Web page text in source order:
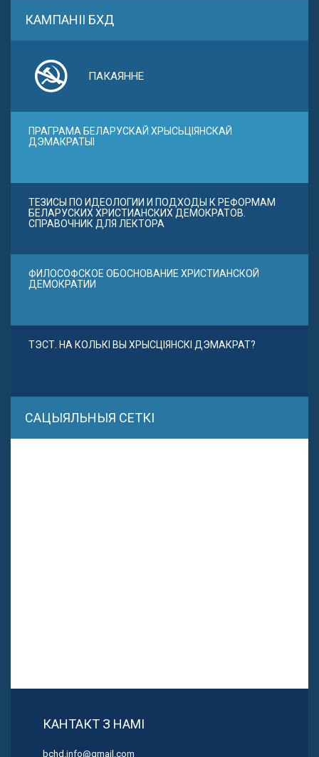
КАМПАНІІ БХД
ПАКАЯННЕ
ПРАГРАМА БЕЛАРУСКАЙ ХРЫСЬЦІЯНСКАЙ
ДЭМАКРАТЫІ
ТЕЗИСЫ ПО ИДЕОЛОГИИ И ПОДХОДЫ К РЕФОРМАМ
БЕЛАРУСКИХ ХРИСТИАНСКИХ ДЕМОКРАТОВ.
СПРАВОЧНИК ДЛЯ ЛЕКТОРА
ФИЛОСОФСКОЕ ОБОСНОВАНИЕ ХРИСТИАНСКОЙ
ДЕМОКРАТИИ
ТЭСТ. НА КОЛЬКІ ВЫ ХРЫСЦІЯНСКІ ДЭМАКРАТ?
САЦЫЯЛЬНЫЯ СЕТКІ
КАНТАКТ З НАМІ
bchd.info@gmail.com